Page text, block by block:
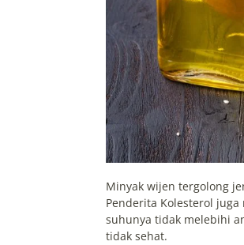
Minyak wijen tergolong
Penderita Kolesterol
suhunya tidak melebihi
tidak sehat.